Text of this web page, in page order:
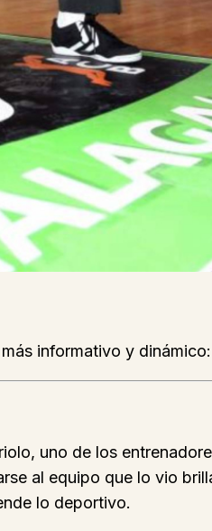
informativo y dinámico:
uno de los
al equipo que lo vio
lo deportivo.